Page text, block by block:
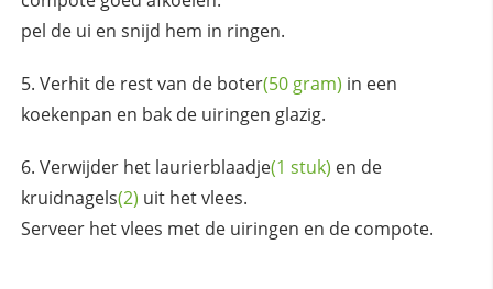
pel de ui en snijd hem in ringen.
Verhit de rest van de boter(50 gram) in een
koekenpan en bak de uiringen glazig.
Verwijder het laurierblaadje(1 stuk) en de
kruidnagels(2) uit het vlees.
Serveer het vlees met de uiringen en de compote.